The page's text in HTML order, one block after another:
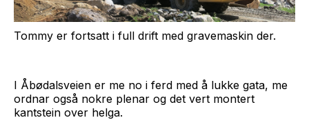
Tommy er fortsatt i full drift med gravemaskin der.
I Åbødalsveien er me no i ferd med å lukke gata, me
ordnar også nokre plenar og det vert montert
kantstein over helga.